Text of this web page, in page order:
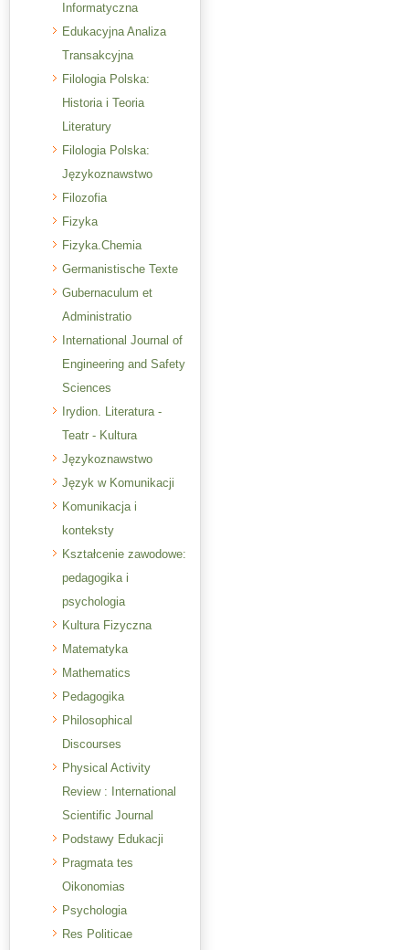
Informatyczna
Edukacyjna Analiza
Transakcyjna
Filologia Polska:
Historia i Teoria
Literatury
Filologia Polska:
Językoznawstwo
Filozofia
Fizyka
Fizyka.Chemia
Germanistische Texte
Gubernaculum et
Administratio
International Journal of
Engineering and Safety
Sciences
Irydion. Literatura -
Teatr - Kultura
Językoznawstwo
Język w Komunikacji
Komunikacja i
konteksty
Kształcenie zawodowe:
pedagogika i
psychologia
Kultura Fizyczna
Matematyka
Mathematics
Pedagogika
Philosophical
Discourses
Physical Activity
Review : International
Scientific Journal
Podstawy Edukacji
Pragmata tes
Oikonomias
Psychologia
Res Politicae